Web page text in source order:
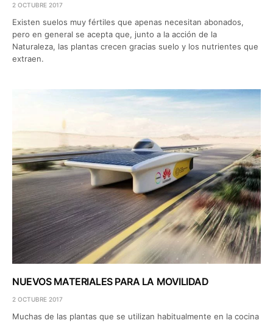
2 OCTUBRE 2017
Existen suelos muy fértiles que apenas necesitan abonados,
pero en general se acepta que, junto a la acción de la
Naturaleza, las plantas crecen gracias suelo y los nutrientes que
extraen.
NUEVOS MATERIALES PARA LA MOVILIDAD
2 OCTUBRE 2017
Muchas de las plantas que se utilizan habitualmente en la cocina